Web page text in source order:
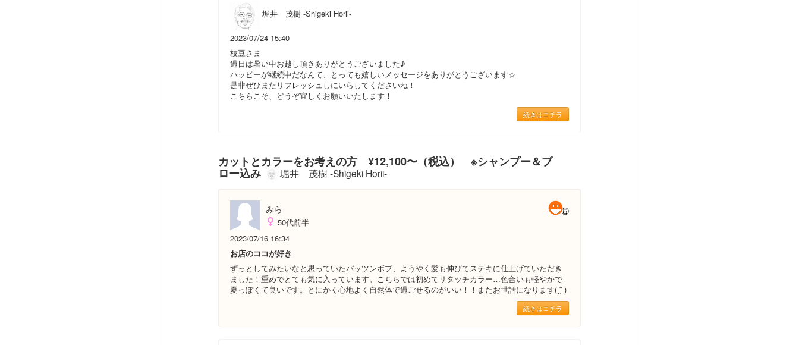
堀井 茂樹 -Shigeki Horii-
2023/07/24 15:40
枝豆さま
過日は暑い中お越し頂きありがとうございました♪
ハッピーが継続中だなんて、とっても嬉しいメッセージをありがとうございます☆
是非ぜひまたリフレッシュしにいらしてくださいね！
こちらこそ、どうぞ宜しくお願いいたします！
続きはコチラ
カットとカラーをお考えの方 ¥12,100〜（税込） ※シャンプー＆ブ
ロー込み 堀井 茂樹 -Shigeki Horii-
みら
50代前半
2023/07/16 16:34
お店のココが好き
ずっとしてみたいなと思っていたパッツンボブ、ようやく髪も伸びてステキに仕上げていただき
ました！重めでとても気に入っています。こちらでは初めてリタッチカラー…色合いも軽やかで
夏っぽくて良いです。とにかく心地よく自然体で過ごせるのがいい！！またお世話になります( ¨̮ )
続きはコチラ